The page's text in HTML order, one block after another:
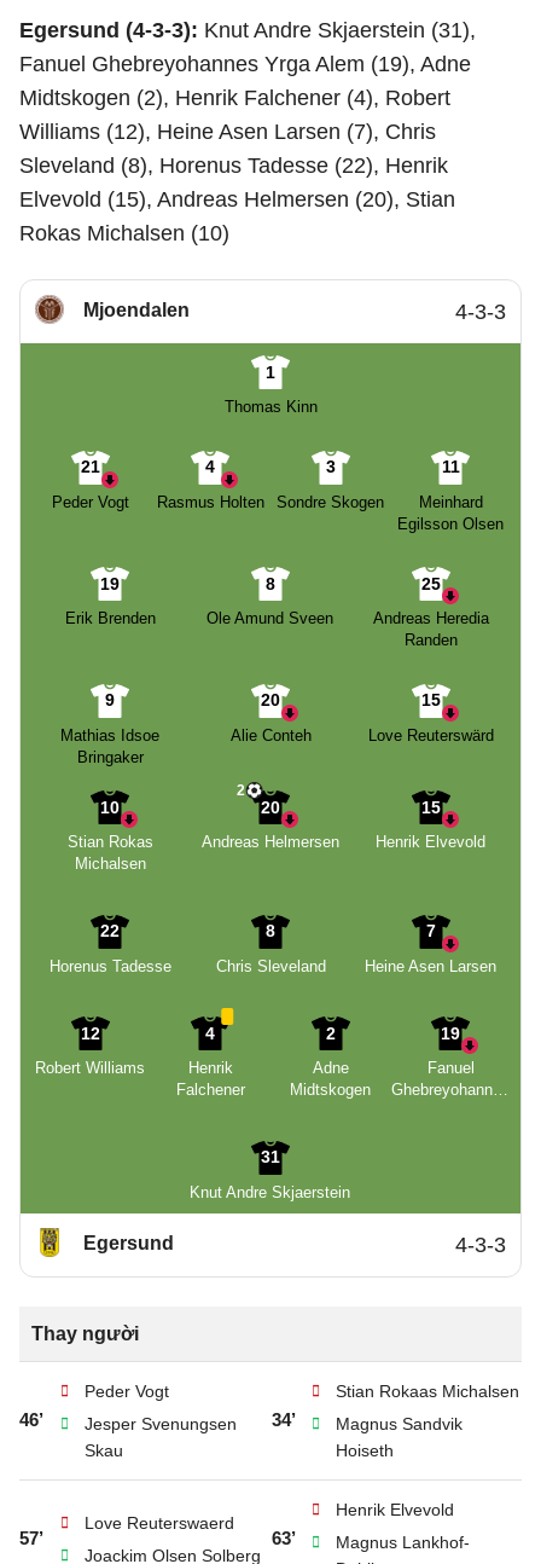
Egersund (4-3-3): Knut Andre Skjaerstein (31),
Fanuel Ghebreyohannes Yrga Alem (19), Adne
Midtskogen (2), Henrik Falchener (4), Robert
Williams (12), Heine Asen Larsen (7), Chris
Sleveland (8), Horenus Tadesse (22), Henrik
Elvevold (15), Andreas Helmersen (20), Stian
Rokas Michalsen (10)
Mjoendalen 4-3-3
1
Thomas Kinn
21
Peder Vogt
4
Rasmus Holten
3
Sondre Skogen
11
Meinhard
Egilsson Olsen
19
Erik Brenden
8
Ole Amund Sveen
25
Andreas Heredia
Randen
9
Mathias Idsoe
Bringaker
20
Alie Conteh
15
Love Reuterswärd
10
Stian Rokas
Michalsen
20
2
Andreas Helmersen
15
Henrik Elvevold
22
Horenus Tadesse
8
Chris Sleveland
7
Heine Asen Larsen
12
Robert Williams
4
Henrik
Falchener
2
Adne
Midtskogen
19
Fanuel
Ghebreyohannes
31
Knut Andre Skjaerstein
Egersund 4-3-3
Thay người
46’
Peder Vogt
Jesper Svenungsen
Skau
34’
Stian Rokaas Michalsen
Magnus Sandvik
Hoiseth
57’
Love Reuterswaerd
Joackim Olsen Solberg
63’
Henrik Elvevold
Magnus Lankhof-